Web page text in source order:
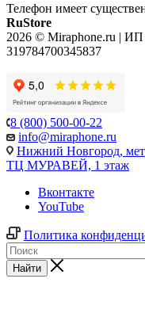
Телефон имеет
RuStore
2026 © Miraphone.ru |
319784700345837
8 (800) 500-00-22
info@miraphone.ru
Нижний Новгород,
ТЦ МУРАВЕЙ, 1 этаж
Вконтакте
YouTube
Политика
Найти